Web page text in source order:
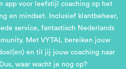
app voor leefstijl coaching op het
en mindset. Inclusief klantbeheer,
service, fantastisch Nederlands
Met VYTAL bereiken jouw
en til jij jouw coaching naar
waar wacht je nog op?